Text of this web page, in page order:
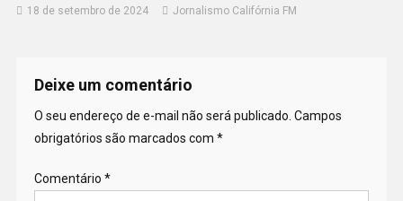
18 de setembro de 2024 Jornalismo Califórnia FM
Deixe um comentário
O seu endereço de e-mail não será publicado. Campos
obrigatórios são marcados com *
Comentário *